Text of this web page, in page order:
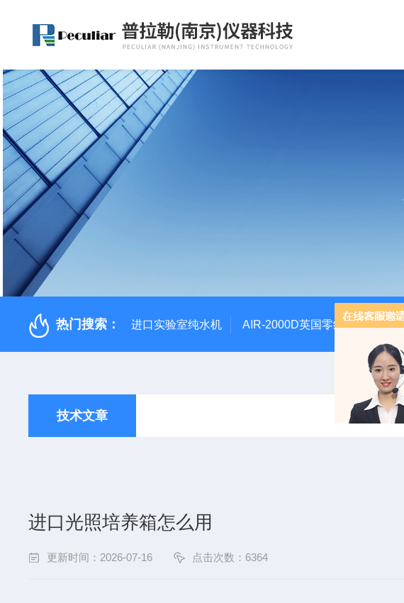
热门搜索： 进口实验室纯水机 AIR-2000D英国零级空气发生器
技术文章
进口光照培养箱怎么用
更新时间：2026-07-16 点击次数：6364